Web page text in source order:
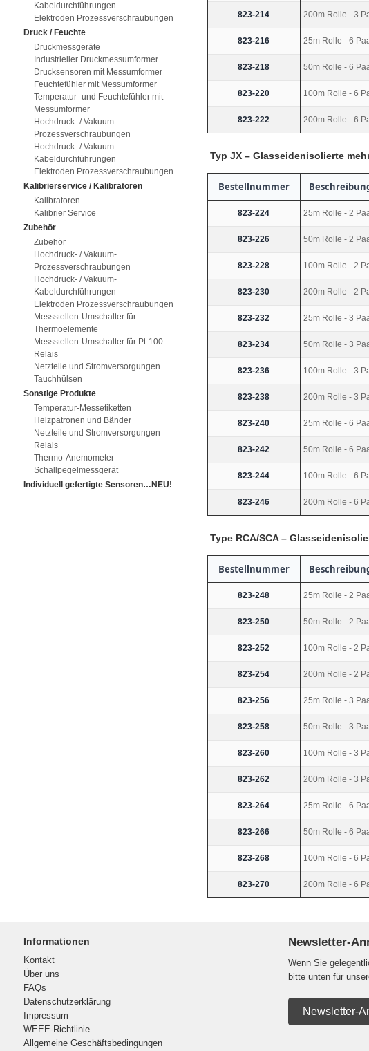
Kabeldurchführungen
Elektroden Prozessverschraubungen
Druck / Feuchte
Druckmessgeräte
Industrieller Druckmessumformer
Drucksensoren mit Messumformer
Feuchtefühler mit Messumformer
Temperatur- und Feuchtefühler mit
Messumformer
Hochdruck- / Vakuum-
Prozessverschraubungen
Hochdruck- / Vakuum-
Kabeldurchführungen
Elektroden Prozessverschraubungen
Kalibrierservice / Kalibratoren
Kalibratoren
Kalibrier Service
Zubehör
Zubehör
Hochdruck- / Vakuum-
Prozessverschraubungen
Hochdruck- / Vakuum-
Kabeldurchführungen
Elektroden Prozessverschraubungen
Messstellen-Umschalter für
Thermoelemente
Messstellen-Umschalter für Pt-100
Relais
Netzteile und Stromversorgungen
Tauchhülsen
Sonstige Produkte
Temperatur-Messetiketten
Heizpatronen und Bänder
Netzteile und Stromversorgungen
Relais
Thermo-Anemometer
Schallpegelmessgerät
Individuell gefertigte Sensoren…NEU!
823-214 200m Rolle - 3
823-216 25m Rolle - 6
823-218 50m Rolle - 6
823-220 100m Rolle - 6
823-222 200m Rolle - 6
Typ JX – Glasseidenisolierte
Bestellnummer
823-224 25m Rolle - 2
823-226 50m Rolle - 2
823-228 100m Rolle - 2
823-230 200m Rolle - 2
823-232 25m Rolle - 3
823-234 50m Rolle - 3
823-236 100m Rolle - 3
823-238 200m Rolle - 3
823-240 25m Rolle - 6
823-242 50m Rolle - 6
823-244 100m Rolle - 6
823-246 200m Rolle - 6
Type RCA/SCA –
Bestellnummer
823-248 25m Rolle - 2
823-250 50m Rolle - 2
823-252 100m Rolle - 2
823-254 200m Rolle - 2
823-256 25m Rolle - 3
823-258 50m Rolle - 3
823-260 100m Rolle - 3
823-262 200m Rolle - 3
823-264 25m Rolle - 6
823-266 50m Rolle - 6
823-268 100m Rolle - 6
823-270 200m Rolle - 6
Informationen
Kontakt
Über uns
FAQs
Datenschutzerklärung
Impressum
WEEE-Richtlinie
Allgemeine Geschäftsbedingungen
Newsletter-
Wenn Sie
bitte unten für
Newsletter-